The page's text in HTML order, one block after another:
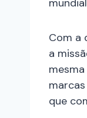
Com a
a
que